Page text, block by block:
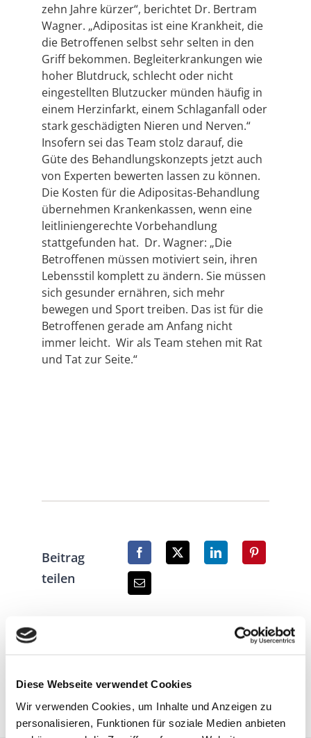
Diese Webseite verwendet Cookies
Wir verwenden Cookies, um Inhalte und Anzeigen zu
personalisieren, Funktionen für soziale Medien anbieten
zehn Jahre kürzer“, berichtet Dr. Bertram
Wagner. „Adipositas ist eine Krankheit, die
die Betroffenen selbst sehr selten in den
Griff bekommen. Begleiterkrankungen wie
hoher Blutdruck, schlecht oder nicht
eingestellten Blutzucker münden häufig in
einem Herzinfarkt, einem Schlaganfall oder
stark geschädigten Nieren und Nerven.“
Insofern sei das Team stolz darauf, die
Güte des Behandlungskonzepts jetzt auch
von Experten bewerten lassen zu können.
Die Kosten für die Adipositas-Behandlung
übernehmen Krankenkassen, wenn eine
leitliniengerechte Vorbehandlung
stattgefunden hat. Dr. Wagner: „Die
Betroffenen müssen motiviert sein, ihren
Lebensstil komplett zu ändern. Sie müssen
sich gesunder ernähren, sich mehr
bewegen und Sport treiben. Das ist für die
Betroffenen gerade am Anfang nicht
immer leicht. Wir als Team stehen mit Rat
und Tat zur Seite.“
Beitrag
teilen